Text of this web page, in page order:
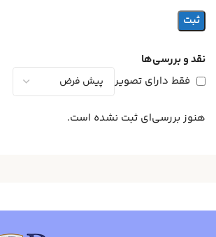
نقد و بررسی‌ها
فقط دارای تصویر
هنوز بررسی‌ای ثبت نشده است.